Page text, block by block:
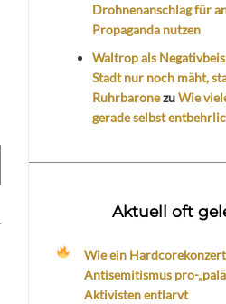
Drohnenanschlag für
Propaganda nutzen
Waltrop als
Stadt nur noch mäht,
RuhrbaronezuWie
gerade selbst
Aktuell oft
Wie ein Hardcorekonzert
Antisemitismus pro-
Aktivisten entlarvt